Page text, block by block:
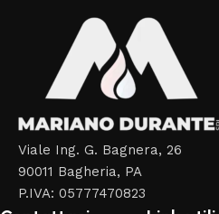
Viale Ing. G. Bagnera, 26
90011 Bagheria, PA
P.IVA: 05777470823